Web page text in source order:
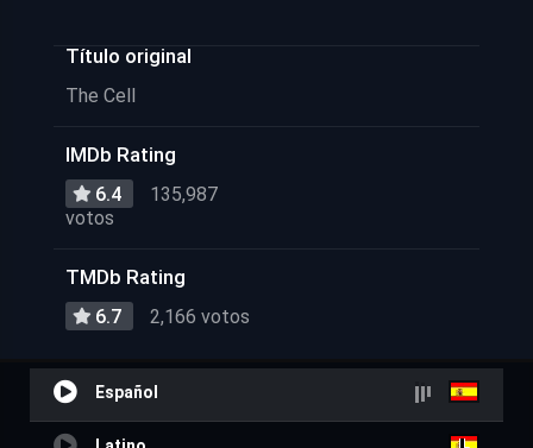
Título original
The Cell
IMDb Rating
6.4
135,987
votos
TMDb Rating
6.7 2,166 votos
Español